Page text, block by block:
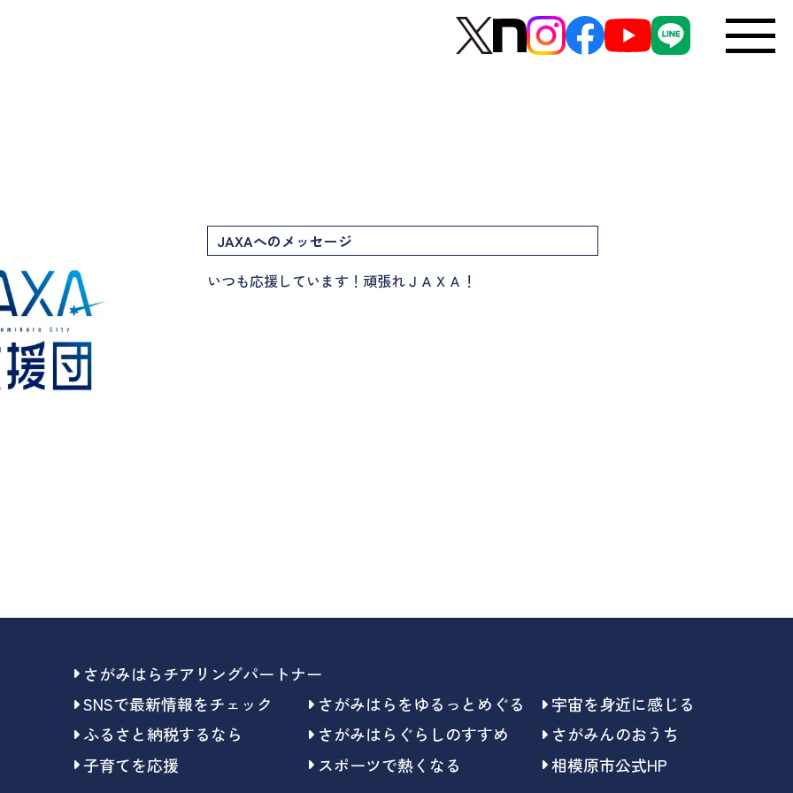
JAXAへのメッセージ
いつも応援しています！頑張れＪＡＸＡ！
さがみはらチアリングパートナー
SNSで最新情報をチェック
さがみはらをゆるっとめぐる
宇宙を身近に感じる
ふるさと納税するなら
さがみはらぐらしのすすめ
さがみんのおうち
子育てを応援
スポーツで熱くなる 相模原市公式HP